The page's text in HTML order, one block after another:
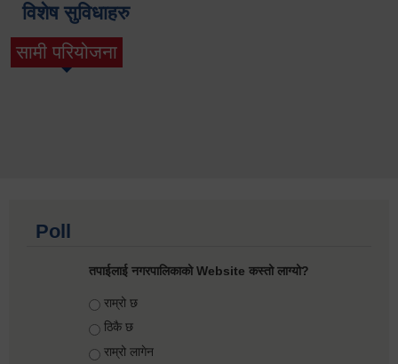
विशेष सुविधाहरु
सामी परियोजना
(active tab)
Poll
तपाईलाई नगरपालिकाको Website कस्तो लाग्यो?
Choices
राम्रो छ
ठिकै छ
राम्रो लागेन